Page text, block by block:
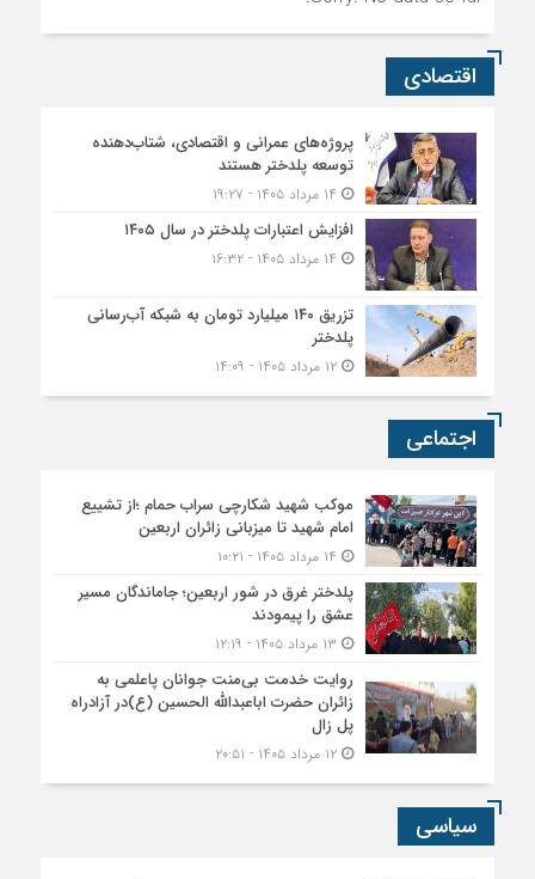
اقتصادی
پروژه‌های عمرانی و اقتصادی، شتاب‌دهنده
توسعه پلدختر هستند
افزایش اعتبارات پلدختر در سال ۱۴۰۵
تزریق ۱۴۰ میلیارد تومان به شبکه آب‌رسانی
پلدختر
۱۲ مرداد ۱۴۰۵ - ۱۴:۰۹
اجتماعی
موکب شهید شکارچی سراب حمام ؛از تشییع
امام شهید تا میزبانی زائران اربعین
پلدختر غرق در شور اربعین؛ جاماندگان مسیر
عشق را پیمودند
روایت خدمت بی‌منت جوانان پاعلمی به
زائران حضرت اباعبدالله الحسین (ع)در آزادراه
پل زال
۱۲ مرداد ۱۴۰۵ - ۲۰:۵۱
سیاسی